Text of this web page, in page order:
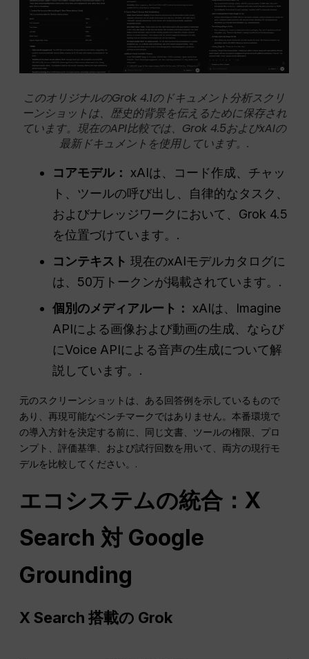
このオリジナルのGrok 4.1のドキュメント分析スクリ
ーンショットは、歴史的背景を伝えるために保存され
ています。現在のAPI比較では、Grok 4.5およびxAIの
最新ドキュメントを使用しています。.
コアモデル： xAIは、コード作成、チャッ
ト、ツールの呼び出し、自律的なタスク、
およびナレッジワークにおいて、Grok 4.5
を位置づけています。.
コンテキスト 現在のxAIモデルカタログに
は、50万トークンが掲載されています。.
個別のメディアルート： xAIは、Imagine
APIによる画像および動画の生成、ならび
にVoice APIによる音声の生成について解
説しています。.
元のスクリーンショットは、ある回答例を示しているもので
あり、再現可能なベンチマークではありません。本番環境で
の導入方針を決定する前に、同じ文書、ツールの権限、プロ
ンプト、評価基準、および試行回数を用いて、両方の現行モ
デルを比較してください。.
エコシステムの統合：X
Search 対 Google
Grounding
X Search 搭載の Grok